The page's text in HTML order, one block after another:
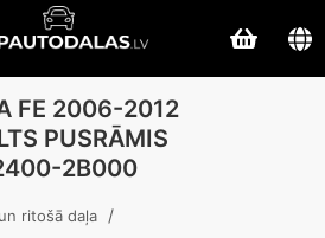
FE 2006-2012
PUSRĀMIS
2B000
ritošā daļa /